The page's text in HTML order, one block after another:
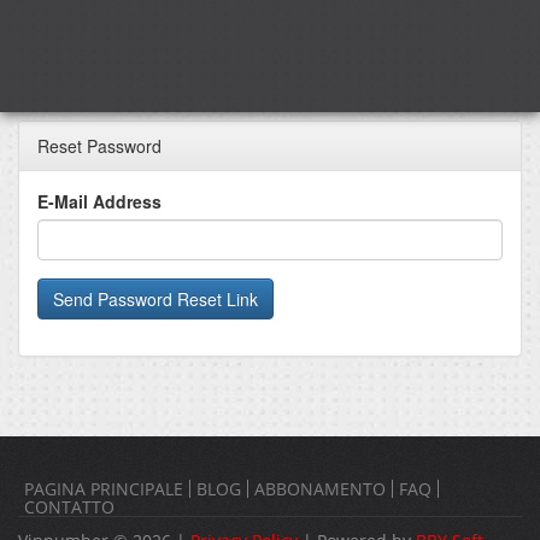
Reset Password
E-Mail Address
Send Password Reset Link
PAGINA PRINCIPALE BLOG ABBONAMENTO FAQ
CONTATTO